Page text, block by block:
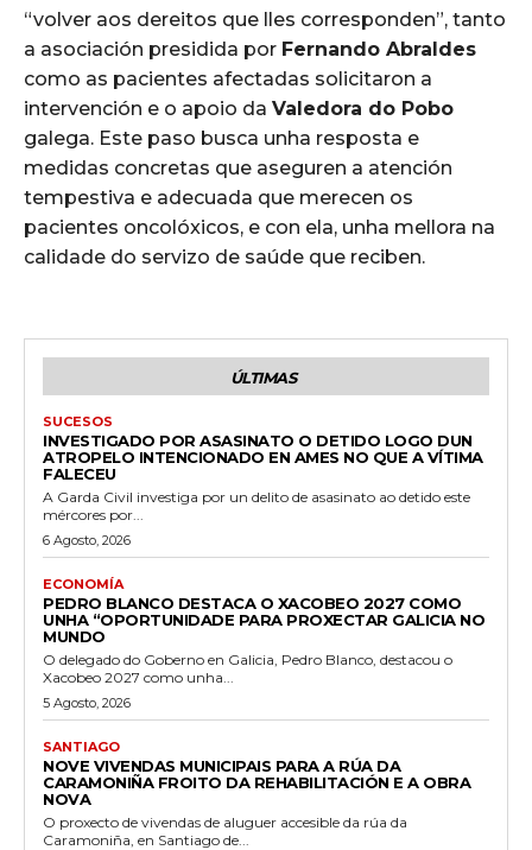
“volver aos dereitos que lles corresponden”, tanto
a asociación presidida por Fernando Abraldes
como as pacientes afectadas solicitaron a
intervención e o apoio da Valedora do Pobo
galega. Este paso busca unha resposta e
medidas concretas que aseguren a atención
tempestiva e adecuada que merecen os
pacientes oncolóxicos, e con ela, unha mellora na
calidade do servizo de saúde que reciben.
ÚLTIMAS
SUCESOS
INVESTIGADO POR ASASINATO O DETIDO LOGO DUN
ATROPELO INTENCIONADO EN AMES NO QUE A VÍTIMA
FALECEU
A Garda Civil investiga por un delito de asasinato ao detido este
mércores por...
6 Agosto, 2026
ECONOMÍA
PEDRO BLANCO DESTACA O XACOBEO 2027 COMO
UNHA “OPORTUNIDADE PARA PROXECTAR GALICIA NO
MUNDO
O delegado do Goberno en Galicia, Pedro Blanco, destacou o
Xacobeo 2027 como unha...
5 Agosto, 2026
SANTIAGO
NOVE VIVENDAS MUNICIPAIS PARA A RÚA DA
CARAMONIÑA FROITO DA REHABILITACIÓN E A OBRA
NOVA
O proxecto de vivendas de aluguer accesible da rúa da
Caramoniña, en Santiago de...